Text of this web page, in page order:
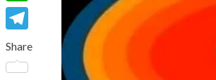
WhatsApp
Telegram
Share